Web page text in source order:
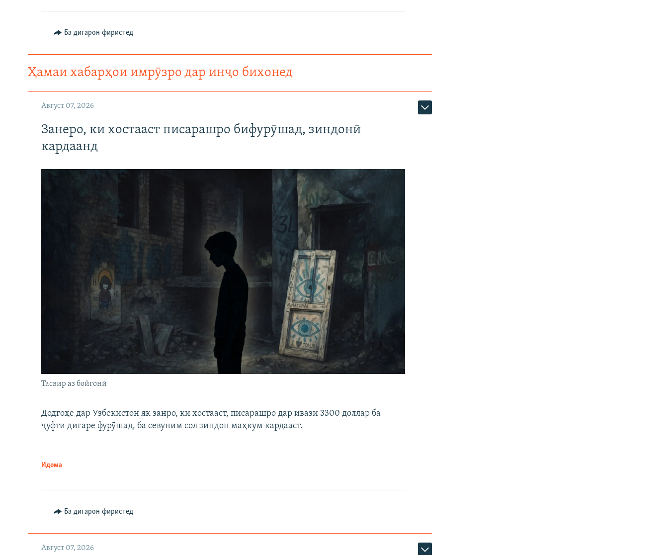
Ба дигарон фиристед
Ҳамаи хабарҳои имрӯзро дар инҷо бихонед
Август 07, 2026
Занеро, ки хостааст писарашро бифурӯшад, зиндонӣ
кардаанд
Тасвир аз бойгонӣ
Додгоҳе дар Узбекистон як занро, ки хостааст, писарашро дар ивази 3300 доллар ба
ҷуфти дигаре фурӯшад, ба севуним сол зиндон маҳкум кардааст.
Идома
Ба дигарон фиристед
Август 07, 2026